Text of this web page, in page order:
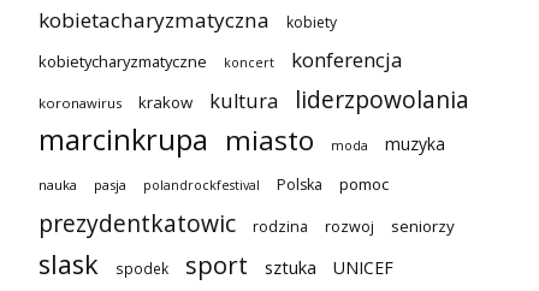
kobietacharyzmatyczna kobiety
kobietycharyzmatyczne koncert konferencja
koronawirus krakow kultura liderzpowolania
marcinkrupa miasto moda muzyka
nauka pasja polandrockfestival Polska pomoc
prezydentkatowic rodzina rozwoj seniorzy
slask spodek sport sztuka UNICEF